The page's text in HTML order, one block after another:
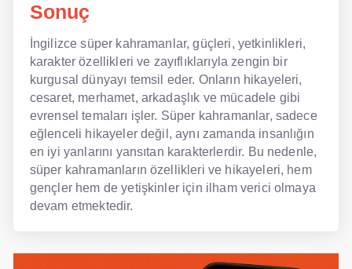
Sonuç
İngilizce süper kahramanlar, güçleri, yetkinlikleri,
karakter özellikleri ve zayıflıklarıyla zengin bir
kurgusal dünyayı temsil eder. Onların hikayeleri,
cesaret, merhamet, arkadaşlık ve mücadele gibi
evrensel temaları işler. Süper kahramanlar, sadece
eğlenceli hikayeler değil, aynı zamanda insanlığın
en iyi yanlarını yansıtan karakterlerdir. Bu nedenle,
süper kahramanların özellikleri ve hikayeleri, hem
gençler hem de yetişkinler için ilham verici olmaya
devam etmektedir.